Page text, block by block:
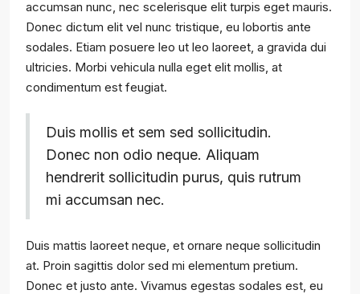
accumsan nunc, nec scelerisque elit turpis eget mauris.
Donec dictum elit vel nunc tristique, eu lobortis ante
sodales. Etiam posuere leo ut leo laoreet, a gravida dui
ultricies. Morbi vehicula nulla eget elit mollis, at
condimentum est feugiat.
Duis mollis et sem sed sollicitudin.
Donec non odio neque. Aliquam
hendrerit sollicitudin purus, quis rutrum
mi accumsan nec.
Duis mattis laoreet neque, et ornare neque sollicitudin
at. Proin sagittis dolor sed mi elementum pretium.
Donec et justo ante. Vivamus egestas sodales est, eu